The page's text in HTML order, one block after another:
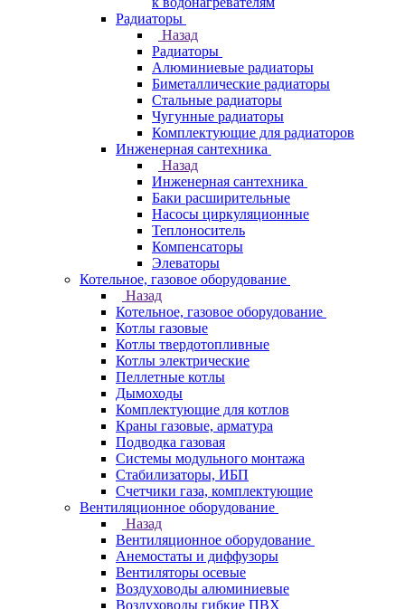
Радиаторы
Назад
Радиаторы
Алюминиевые радиаторы
Биметаллические радиаторы
Стальные радиаторы
Чугунные радиаторы
Комплектующие для радиаторов
Инженерная сантехника
Назад
Инженерная сантехника
Баки расширительные
Насосы циркуляционные
Теплоноситель
Компенсаторы
Элеваторы
Котельное, газовое оборудование
Назад
Котельное, газовое оборудование
Котлы газовые
Котлы твердотопливные
Котлы электрические
Пеллетные котлы
Дымоходы
Комплектующие для котлов
Краны газовые, арматура
Подводка газовая
Системы модульного монтажа
Стабилизаторы, ИБП
Счетчики газа, комплектующие
Вентиляционное оборудование
Назад
Вентиляционное оборудование
Анемостаты и диффузоры
Вентиляторы осевые
Воздуховоды алюминиевые
Воздуховоды гибкие ПВХ